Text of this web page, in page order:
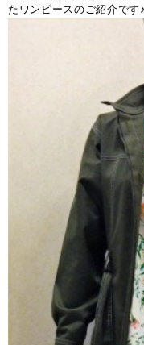
たワンピースのご紹介です♪